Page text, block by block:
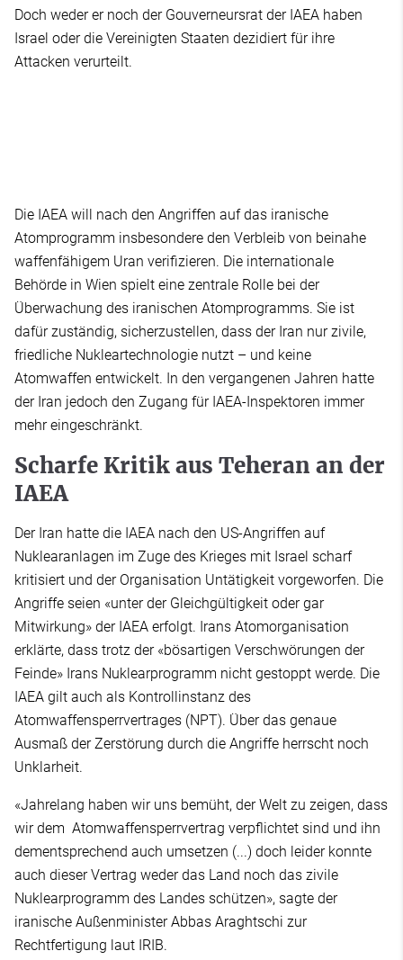
Doch weder er noch der Gouverneursrat der IAEA haben
Israel oder die Vereinigten Staaten dezidiert für ihre
Attacken verurteilt.
Die IAEA will nach den Angriffen auf das iranische
Atomprogramm insbesondere den Verbleib von beinahe
waffenfähigem Uran verifizieren. Die internationale
Behörde in Wien spielt eine zentrale Rolle bei der
Überwachung des iranischen Atomprogramms. Sie ist
dafür zuständig, sicherzustellen, dass der Iran nur zivile,
friedliche Nukleartechnologie nutzt – und keine
Atomwaffen entwickelt. In den vergangenen Jahren hatte
der Iran jedoch den Zugang für IAEA-Inspektoren immer
mehr eingeschränkt.
Scharfe Kritik aus Teheran an der
IAEA
Der Iran hatte die IAEA nach den US-Angriffen auf
Nuklearanlagen im Zuge des Krieges mit Israel scharf
kritisiert und der Organisation Untätigkeit vorgeworfen. Die
Angriffe seien «unter der Gleichgültigkeit oder gar
Mitwirkung» der IAEA erfolgt. Irans Atomorganisation
erklärte, dass trotz der «bösartigen Verschwörungen der
Feinde» Irans Nuklearprogramm nicht gestoppt werde. Die
IAEA gilt auch als Kontrollinstanz des
Atomwaffensperrvertrages (NPT). Über das genaue
Ausmaß der Zerstörung durch die Angriffe herrscht noch
Unklarheit.
«Jahrelang haben wir uns bemüht, der Welt zu zeigen, dass
wir dem Atomwaffensperrvertrag verpflichtet sind und ihn
dementsprechend auch umsetzen (...) doch leider konnte
auch dieser Vertrag weder das Land noch das zivile
Nuklearprogramm des Landes schützen», sagte der
iranische Außenminister Abbas Araghtschi zur
Rechtfertigung laut IRIB.